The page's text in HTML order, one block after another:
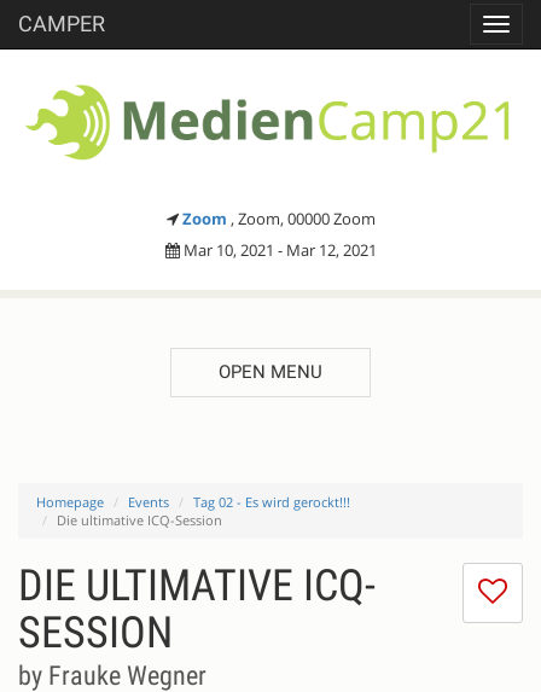
CAMPER
Zoom , Zoom, 00000 Zoom
Mar 10, 2021 - Mar 12, 2021
OPEN MENU
Homepage Events
Tag 02 - Es wird gerockt!!!
Die ultimative ICQ-Session
I
DIE ULTIMATIVE ICQ-
SESSION
by Frauke Wegner